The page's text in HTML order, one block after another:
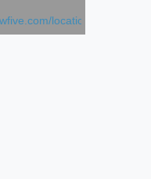
location/co-